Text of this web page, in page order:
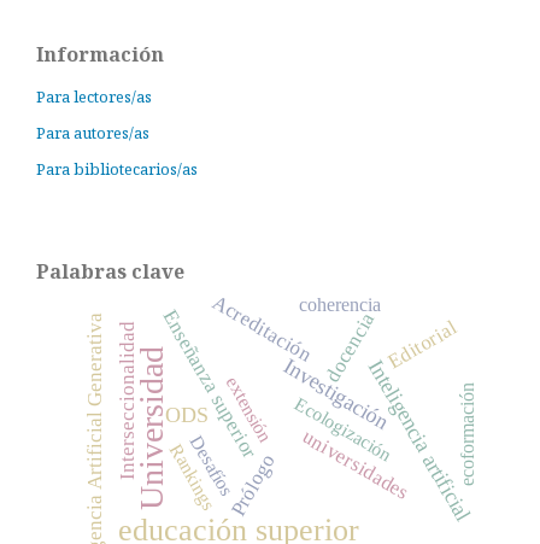
Información
Para lectores/as
Para autores/as
Para bibliotecarios/as
Palabras clave
Universidad
educación superior
InvestigaciónInteligencia artificial
ODS
Prólogo
Enseñanza superior
universidades
Inteligencia Artificial Generativa Acreditacióndocencia
Interseccionalidad Editorial
coherencia
ecoformación
Rankings
Desafíos
Ecologización
extensión